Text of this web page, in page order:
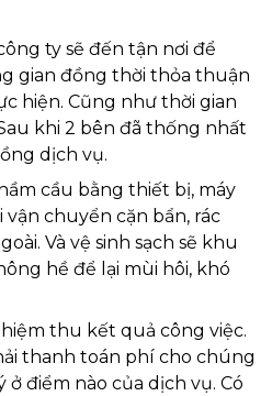
ty sẽ đến tận nơi để
gian đồng thời thỏa thuận
hiện. Cũng như thời gian
khi 2 bên đã thống nhất
dịch vụ.
cầu bằng thiết bị, máy
chuyển cặn bẩn, rác
Và vệ sinh sạch sẽ khu
hề để lại mùi hôi, khó
thu kết quả công việc.
thanh toán phí cho chúng
điểm nào của dịch vụ. Có